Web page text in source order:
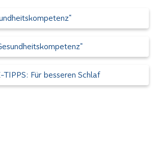
TIPPS: Für besseren Schlaf